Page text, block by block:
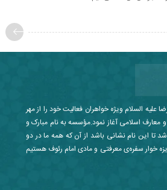
السلام ویژه خواهران فعالیت خود را از مهر
و معارف اسلامی آغاز نمود.مؤسسه به نام مبارک و
تا این نام نشانی باشد از آن که همه ما در دو
خوار سفره‌ی معرفتی و مادی امام رئوف هستیم